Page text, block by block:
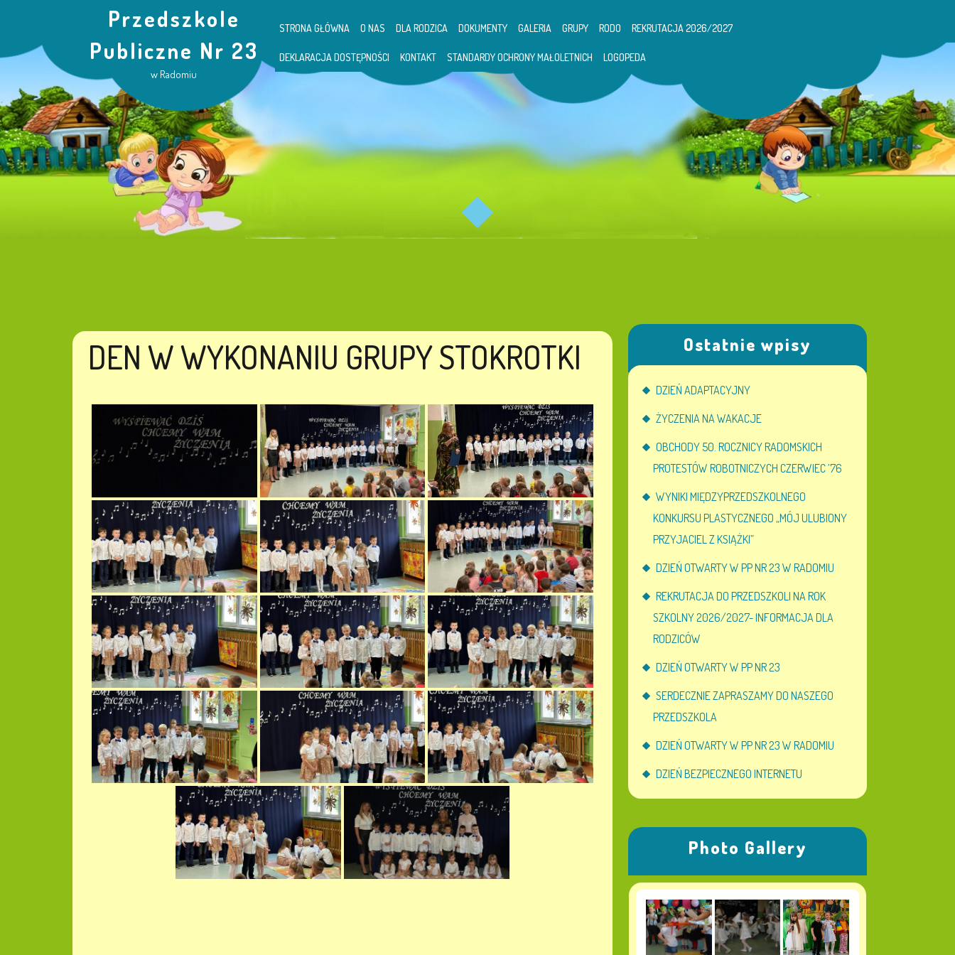
Przedszkole
Publiczne Nr 23
w Radomiu
STRONA GŁÓWNA O NAS DLA RODZICA DOKUMENTY GALERIA GRUPY RODO REKRUTACJA 2026/2027
DEKLARACJA DOSTĘPNOŚCI KONTAKT STANDARDY OCHRONY MAŁOLETNICH LOGOPEDA
DEN W WYKONANIU GRUPY STOKROTKI Ostatnie wpisy
DZIEŃ ADAPTACYJNY
ŻYCZENIA NA WAKACJE
OBCHODY 50. ROCZNICY RADOMSKICH
PROTESTÓW ROBOTNICZYCH CZERWIEC ’76
WYNIKI MIĘDZYPRZEDSZKOLNEGO
KONKURSU PLASTYCZNEGO „MÓJ ULUBIONY
PRZYJACIEL Z KSIĄŻKI”
DZIEŃ OTWARTY W PP NR 23 W RADOMIU
REKRUTACJA DO PRZEDSZKOLI NA ROK
SZKOLNY 2026/2027- INFORMACJA DLA
RODZICÓW
DZIEŃ OTWARTY W PP NR 23
SERDECZNIE ZAPRASZAMY DO NASZEGO
PRZEDSZKOLA
DZIEŃ OTWARTY W PP NR 23 W RADOMIU
DZIEŃ BEZPIECZNEGO INTERNETU
Photo Gallery